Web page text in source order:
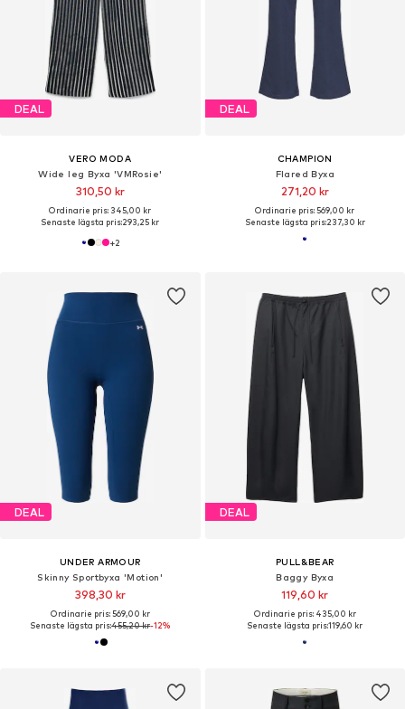
DEAL
VERO MODA
Wide leg Byxa 'VMRosie'
310,50 kr
Ordinarie pris: 345,00 kr
Senaste lägsta pris:293,25 kr
+2
DEAL
CHAMPION
Flared Byxa
271,20 kr
Ordinarie pris: 569,00 kr
Senaste lägsta pris:237,30 kr
DEAL
UNDER ARMOUR
Skinny Sportbyxa 'Motion'
398,30 kr
Ordinarie pris: 569,00 kr
Senaste lägsta pris:455,20 kr-12%
DEAL
PULL&BEAR
Baggy Byxa
119,60 kr
Ordinarie pris: 435,00 kr
Senaste lägsta pris:119,60 kr